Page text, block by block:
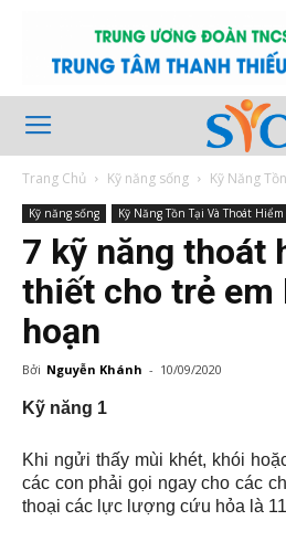
Trang Chủ Kỹ năng sống Kỹ Năng
Kỹ năng sống Kỹ Năng Tồn Tại Và Thoát Hiểm
7 kỹ năng thoát
thiết cho trẻ em
hoạn
Bởi Nguyễn Khánh - 10/09/2020
Kỹ năng 1
Khi ngửi thấy mùi khét, khói
các con phải gọi ngay cho các
thoại các lực lượng cứu hỏa là